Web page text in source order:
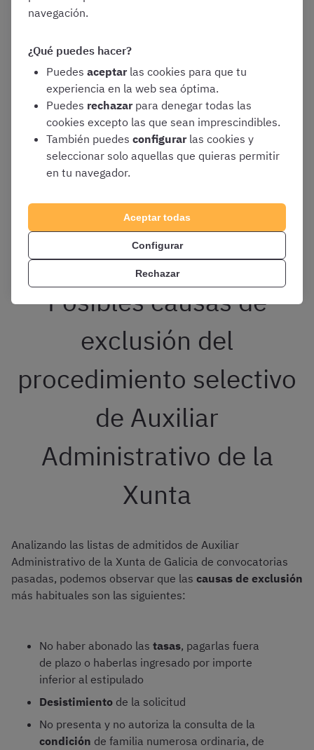
apruebe los listados provisionales.
Por tanto, durante este plazo, podréis:
Corregir los erroresque hayáis cometido en
vuestra solicitud de participación en estas
oposiciones de la Xunta de Galicia
Completarlamediante la realización de los
trámites que procedan en cada caso
corregir las causas que hubiesen ocasionado
vuestra exclusión provisional
Posibles causas de
exclusión del
procedimiento selectivo
de Auxiliar
Administrativo de la
Xunta
Analizando las listas de admitidos de Auxiliar
Administrativo de la Xunta de Galicia de convocatorias
pasadas, podemos observar que las causas de exclusión
más habituales son las siguientes:
No haber abonado las tasas, pagarlas fuera
de plazo o haberlas ingresado por importe
inferior al estipulado
Desistimiento de la solicitud
No presenta y no autoriza la consulta de la
condición de familia numerosa ordinaria, de
navegación.
¿Qué puedes hacer?
Puedes aceptar las cookies para que tu
experiencia en la web sea óptima.
Puedes rechazar para denegar todas las
cookies excepto las que sean imprescindibles.
También puedes configurar las cookies y
seleccionar solo aquellas que quieras permitir
en tu navegador.
Aceptar todas
Configurar
Rechazar